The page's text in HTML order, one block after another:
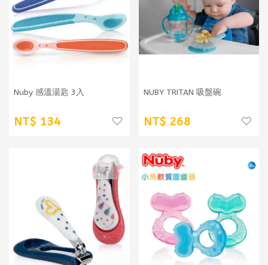
Nuby 感溫湯匙 3入
134
NUBY TRITAN 吸盤碗
268